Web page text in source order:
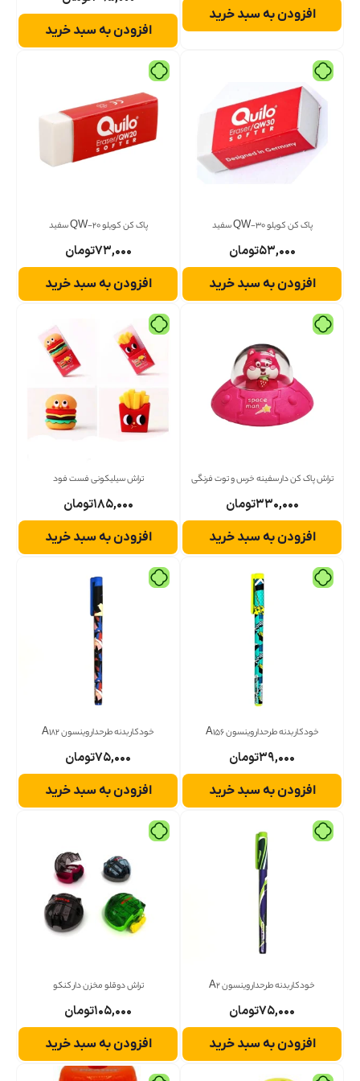
افزودن به سبد خرید
افزودن به سبد خرید
پاک کن کویلو QW-30 سفید
۵۳,۰۰۰تومان
افزودن به سبد خرید
پاک کن کویلو QW-20 سفید
۷۳,۰۰۰تومان
افزودن به سبد خرید
تراش پاک کن دار سفینه خرس و توت فرنگی
۳۳۰,۰۰۰تومان
افزودن به سبد خرید
تراش سیلیکونی فست فود
۱۸۵,۰۰۰تومان
افزودن به سبد خرید
خودکار بدنه طرحدار وینسون A156
۳۹,۰۰۰تومان
افزودن به سبد خرید
خودکار بدنه طرحدار وینسون A182
۷۵,۰۰۰تومان
افزودن به سبد خرید
خودکار بدنه طرحدار وینسون A2
۷۵,۰۰۰تومان
افزودن به سبد خرید
تراش دوقلو مخزن دار کنکو
۱۰۵,۰۰۰تومان
افزودن به سبد خرید